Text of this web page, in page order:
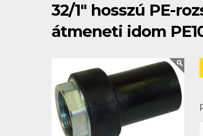
32/1" hosszú PE-
átmeneti idom